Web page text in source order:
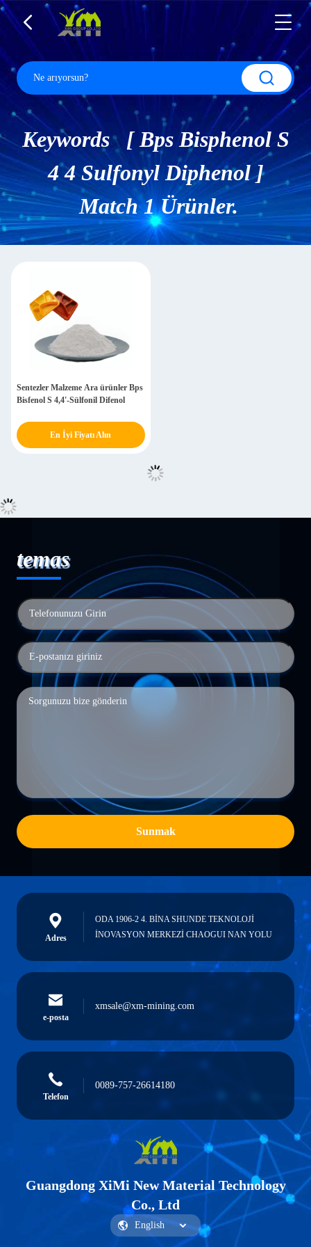
Keywords [ Bps Bisphenol S
4 4 Sulfonyl Diphenol ]
Match 1 Ürünler.
Sentezler Malzeme Ara ürünler Bps
Bisfenol S 4,4'-Sülfonil Difenol
En İyi Fiyatı Alın
temas
Sunmak
Adres
ODA 1906-2 4. BİNA SHUNDE TEKNOLOJİ
İNOVASYON MERKEZİ CHAOGUI NAN YOLU
e-posta
xmsale@xm-mining.com
Telefon
0089-757-26614180
Guangdong XiMi New Material Technology
Co., Ltd